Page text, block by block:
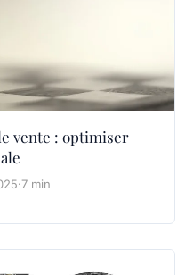
vente : optimiser
·7 min